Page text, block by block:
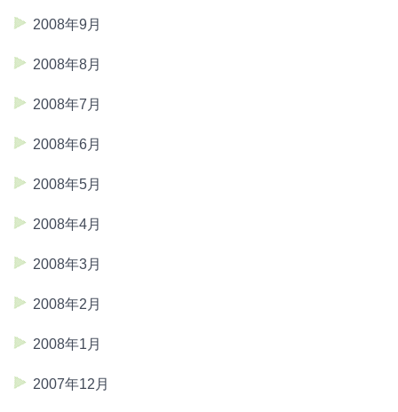
2008年9月
2008年8月
2008年7月
2008年6月
2008年5月
2008年4月
2008年3月
2008年2月
2008年1月
2007年12月